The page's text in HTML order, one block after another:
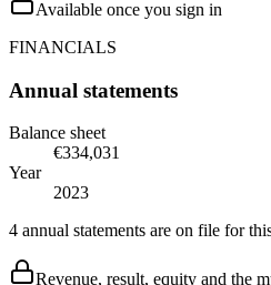
Available once you sign in
FINANCIALS
Annual statements
Balance sheet
€334,031
Year
2023
4 annual statements are on file for
Revenue, result, equity and the